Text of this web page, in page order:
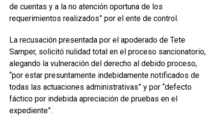
de cuentas y a la no atención oportuna de los
requerimientos realizados” por el ente de control.
La recusación presentada por el apoderado de Tete
Samper, solicitó nulidad total en el proceso sancionatorio,
alegando la vulneración del derecho al debido proceso,
“por estar presuntamente indebidamente notificados de
todas las actuaciones administrativas” y por “defecto
fáctico por indebida apreciación de pruebas en el
expediente”.